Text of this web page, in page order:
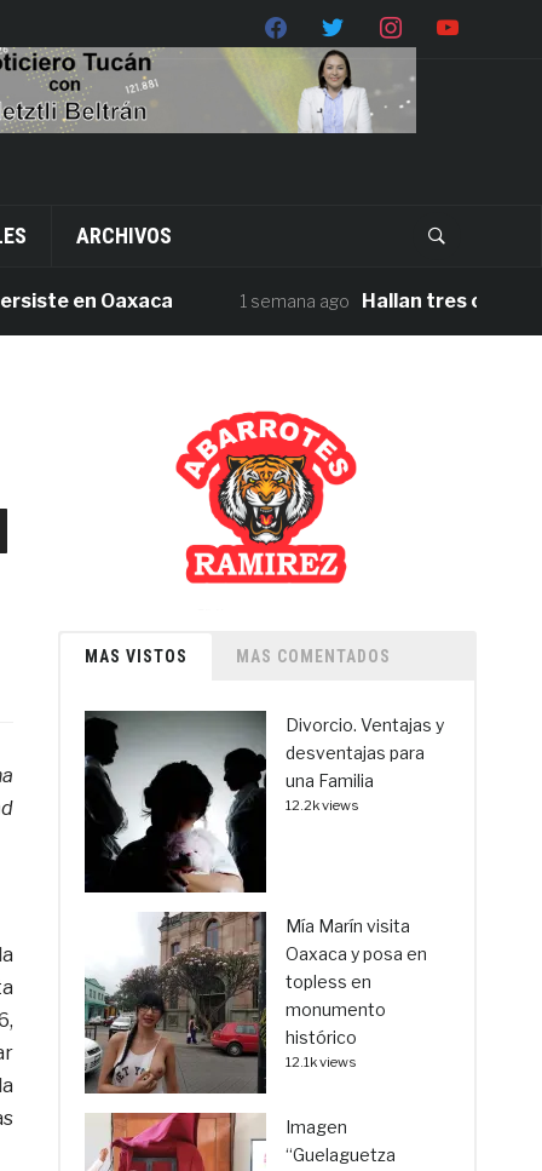
ARCHIVOS
en Oaxaca 1 semana ago Hallan tres cuerpos sin
MAS VISTOS MAS COMENTADOS
Divorcio. Ventajas y
desventajas para
una Familia
12.2k views
Mía Marín visita
Oaxaca y posa en
topless en
monumento
histórico
12.1k views
Imagen
“Guelaguetza